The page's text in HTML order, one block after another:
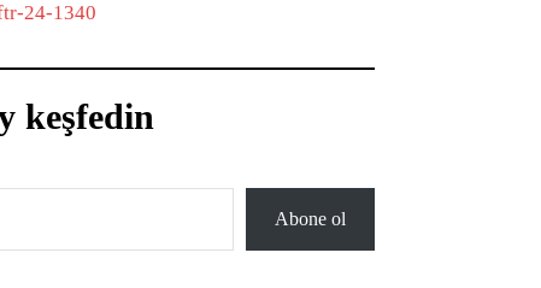
24-1340
keşfedin
Abone ol